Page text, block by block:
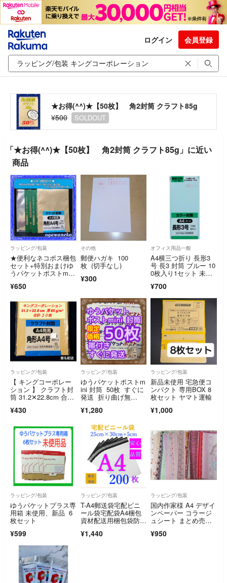
ログイン 会員登録
★お得(^^)★【50枚】 角2封筒 クラフト85g
¥500
SOLDOUT
「★お得(^^)★【50枚】 角2封筒 クラフト85g」に近い
商品
ラッピング/包装
★便利なネコポス梱包
セット+特別おまけゆ
うパケットポストmini
¥650
その他
郵便ハガキ 100
枚 (切手なし)
¥300
オフィス用品一般
A4横三つ折り 長形3
号 長3 封筒 ブルー 10
0枚入り1セット 未開
¥700
ラッピング/包装
【 キングコーポレー
ション 】 クラフト封
筒 31.2✕22.8cm 合計
¥430
ラッピング/包装
ゆうパケットポストm
ini 封筒 50枚 すぐに
発送 折り曲げ無
¥1,280
ラッピング/包装
新品未使用 宅急便コ
ンパクト 専用BOX 8
枚セット ヤマト運輸
¥1,000
ラッピング/包装
ゆうパケットプラス専
用箱 未使用、新品 6
枚セット
¥599
ラッピング/包装
T-A4郵送袋宅配ビニ
ール袋宅配袋A4梱包
資材配送用梱包袋防水
¥1,440
ラッピング/包装
国内作家様 A4 デザイ
ンペーパー コラージ
ュシート まとめ売
¥950